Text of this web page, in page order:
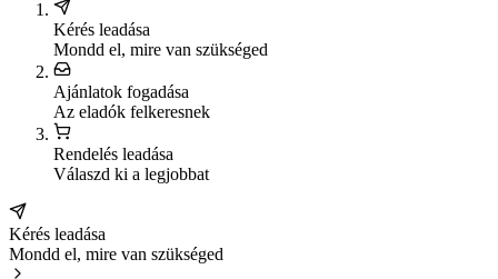
Kérés leadása
Mondd el, mire van szükséged
Ajánlatok fogadása
Az eladók felkeresnek
Rendelés leadása
Válaszd ki a legjobbat
Kérés leadása
Mondd el, mire van szükséged